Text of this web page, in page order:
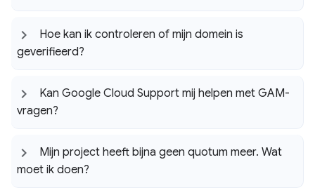
Hoe kan ik controleren of mijn domein is
geverifieerd?
Kan Google Cloud Support mij helpen met GAM-
vragen?
Mijn project heeft bijna geen quotum meer. Wat
moet ik doen?